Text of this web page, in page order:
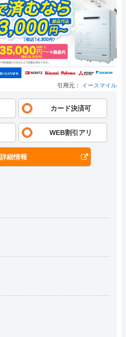
引用元： イースマイル
カード決済可
WEB割引アリ
詳細情報